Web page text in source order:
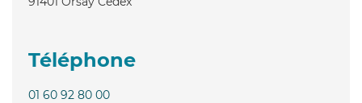
Téléphone
01 60 92 80 00